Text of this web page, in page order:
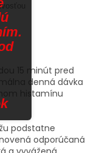
15 minút pred
denná dávka
histamínu
podstatne
odporúčaná